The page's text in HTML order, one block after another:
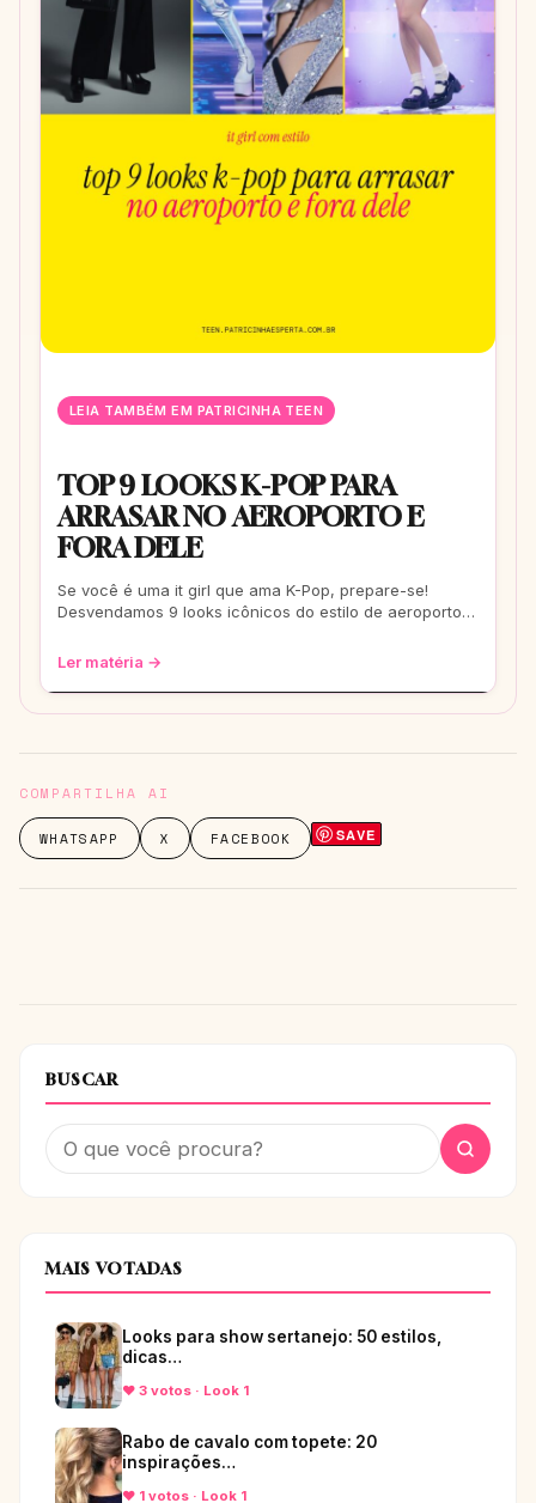
LEIA TAMBÉM EM PATRICINHA TEEN
TOP 9 LOOKS K-POP PARA
ARRASAR NO AEROPORTO E
FORA DELE
Se você é uma it girl que ama K-Pop, prepare-se!
Desvendamos 9 looks icônicos do estilo de aeroporto
Ler matéria →
COMPARTILHA AI
WHATSAPP X FACEBOOK SAVE
BUSCAR
MAIS VOTADAS
Looks para show sertanejo: 50 estilos,
dicas…
♥ 3 votos · Look 1
Rabo de cavalo com topete: 20
inspirações…
♥ 1 votos · Look 1